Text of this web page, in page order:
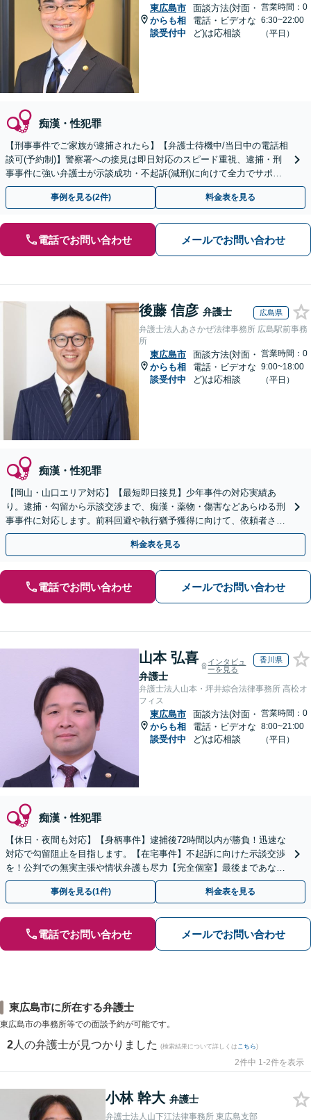
東広島市
からも相
談受付中
面談方法(対面・
電話・ビデオな
ど)は応相談
営業時間：0
6:30~22:00
（平日）
痴漢・性犯罪
【刑事事件でご家族が逮捕されたら】【弁護士待機中/当日中の電話相
談可(予約制)】警察署への接見は即日対応のスピード重視、逮捕・刑
事事件に強い弁護士が示談成功・不起訴(減刑)に向けて全力でサポー
トします。【加害者側の相談専門】
事例を見る(2件) 料金表を見る
電話でお問い合わせ メールでお問い合わせ
後藤 信彦 弁護士 広島県
弁護士法人あさかぜ法律事務所 広島駅前事務
所
東広島市
からも相
談受付中
面談方法(対面・
電話・ビデオな
ど)は応相談
営業時間：0
9:00~18:00
（平日）
痴漢・性犯罪
【岡山・山口エリア対応】【最短即日接見】少年事件の対応実績あ
り。逮捕・勾留から示談交渉まで、痴漢・薬物・傷害などあらゆる刑
事事件に対応します。前科回避や執行猶予獲得に向けて、依頼者さま
とご家族に寄り添いサポートいたします
料金表を見る
電話でお問い合わせ メールでお問い合わせ
山本 弘喜
弁護士
インタビュ
ーを見る
香川県
弁護士法人山本・坪井綜合法律事務所 高松オ
フィス
東広島市
からも相
談受付中
面談方法(対面・
電話・ビデオな
ど)は応相談
営業時間：0
8:00~21:00
（平日）
痴漢・性犯罪
【休日・夜間も対応】【身柄事件】逮捕後72時間以内が勝負！迅速な
対応で勾留阻止を目指します。【在宅事件】不起訴に向けた示談交渉
を！公判での無実主張や情状弁護も尽力【完全個室】最後まであなた
の味方です。ご相談ください。
事例を見る(1件) 料金表を見る
電話でお問い合わせ メールでお問い合わせ
東広島市に所在する弁護士
東広島市の事務所等での面談予約が可能です。
2 人の弁護士が見つかりました (検索結果について詳しくは こちら)
2件中 1-2件を表示
小林 幹大 弁護士
弁護士法人山下江法律事務所 東広島支部